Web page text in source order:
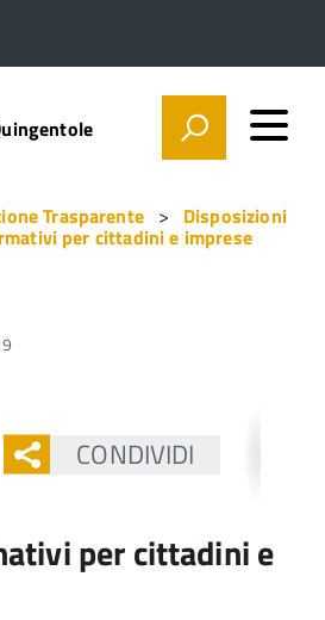
Trasparente Disposizioni
per cittadini e imprese
CONDIVIDI
per cittadini e